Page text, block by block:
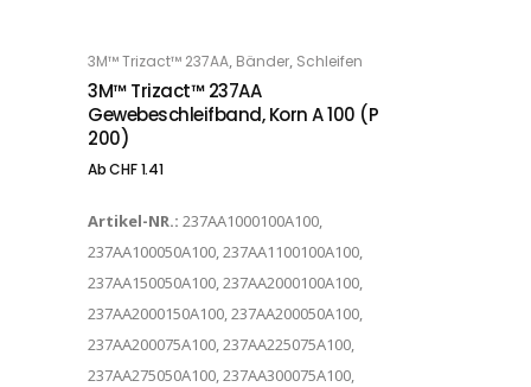
OPTIONS
3M™ Trizact™ 237AA, Bänder, Schleifen
3M™ Trizact™ 237AA
Gewebeschleifband, Korn A 100 (P
200)
AbCHF1.41
Artikel-NR.: 237AA1000100A100,
237AA100050A100, 237AA1100100A100,
237AA150050A100, 237AA2000100A100,
237AA2000150A100, 237AA200050A100,
237AA200075A100, 237AA225075A100,
237AA275050A100, 237AA300075A100,